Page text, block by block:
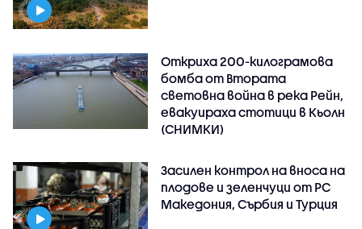
Откриха 200-килограмова
бомба от Втората
световна война в река Рейн,
евакуираха стотици в Кьолн
(СНИМКИ)
Засилен контрол на вноса на
плодове и зеленчуци от РС
Македония, Сърбия и Турция